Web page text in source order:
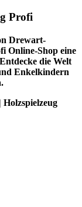
Profi
Drewart-
Online-Shop eine
die Welt
Enkelkindern